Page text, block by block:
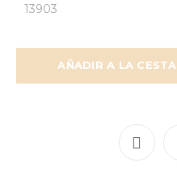
13903
AÑADIR A LA CESTA